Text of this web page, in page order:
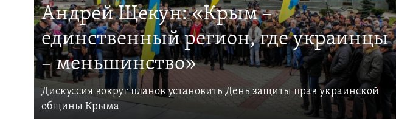
Андрей Щекун: «Крым –
единственный регион, где украинцы
– меньшинство»
Дискуссия вокруг планов установить День защиты прав украинской
общины Крыма